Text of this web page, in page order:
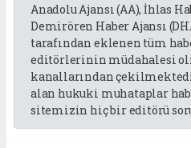
Anadolu Ajansı (AA), İhlas
Demirören Haber Ajansı
tarafından eklenen tüm
editörlerinin müdahalesi
kanallarından
alan hukuki muhataplar
sitemizin hiç bir editörü